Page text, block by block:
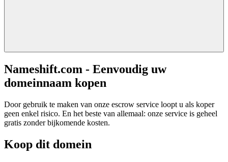
Nameshift.com - Eenvoudig uw
domeinnaam kopen
Door gebruik te maken van onze escrow service loopt u als koper
geen enkel risico. En het beste van allemaal: onze service is geheel
gratis zonder bijkomende kosten.
Koop dit domein